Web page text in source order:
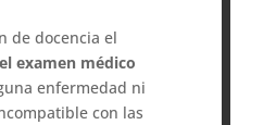
de docencia el
examen médico
enfermedad ni
con las